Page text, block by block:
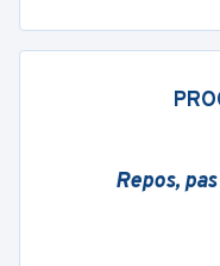
Repos,